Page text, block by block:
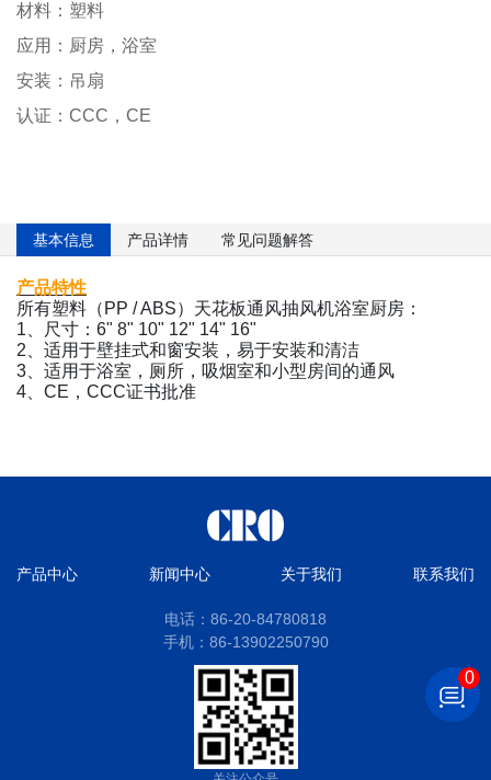
材料：塑料
应用：厨房，浴室
安装：吊扇
认证：CCC，CE
基本信息 产品详情 常见问题解答
产品特性
所有塑料（PP / ABS）天花板通风抽风机浴室厨房：
1、尺寸：6" 8" 10" 12" 14" 16"
2、适用于壁挂式和窗安装，易于安装和清洁
3、适用于浴室，厕所，吸烟室和小型房间的通风
4、CE，CCC证书批准
产品中心 新闻中心 关于我们 联系我们
电话：86-20-84780818
手机：86-13902250790
0